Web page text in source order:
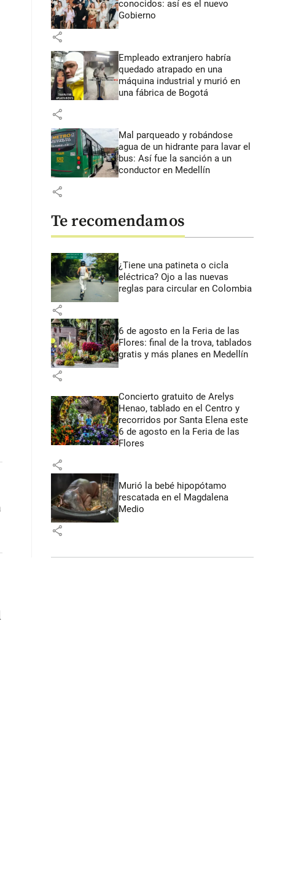
conocidos: así es el nuevo
Gobierno
share
Empleado extranjero habría
quedado atrapado en una
máquina industrial y murió en
una fábrica de Bogotá
share
Mal parqueado y robándose
agua de un hidrante para lavar el
bus: Así fue la sanción a un
conductor en Medellín
share
Te recomendamos
¿Tiene una patineta o cicla
eléctrica? Ojo a las nuevas
reglas para circular en Colombia
share
6 de agosto en la Feria de las
Flores: final de la trova, tablados
gratis y más planes en Medellín
share
Concierto gratuito de Arelys
Henao, tablado en el Centro y
recorridos por Santa Elena este
6 de agosto en la Feria de las
Flores
share
Murió la bebé hipopótamo
rescatada en el Magdalena
Medio
share